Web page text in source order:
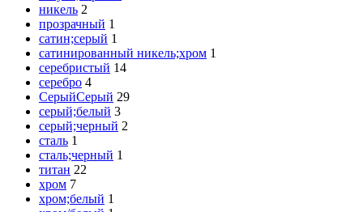
никель 2
прозрачный 1
сатин;серый 1
сатинированный никель;хром 1
серебристый 14
серебро 4
СерыйСерый 29
серый;белый 3
серый;черный 2
сталь 1
сталь;черный 1
титан 22
хром 7
хром;белый 1